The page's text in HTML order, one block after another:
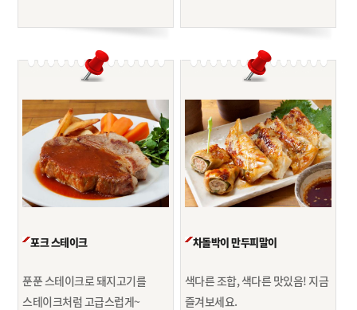
포크 스테이크
푼푼 스테이크로 돼지고기를
스테이크처럼 고급스럽게~
차돌박이 만두피말이
색다른 조합, 색다른 맛있음! 지금
즐겨보세요.